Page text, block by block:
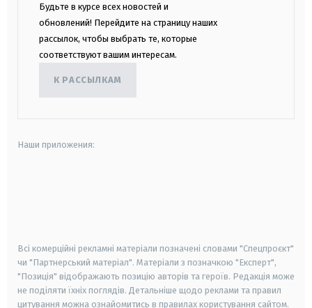
Будьте в курсе всех новостей и
обновлений! Перейдите на страницу наших
рассылок, чтобы выбрать те, которые
соответствуют вашим интересам.
К РАССЫЛКАМ
Наши приложения:
Всі комерційні рекламні матеріали позначені словами "Спецпроєкт"
чи "Партнерський матеріал". Матеріали з позначкою "Експерт",
"Позиція" відображають позицію авторів та героїв. Редакція може
не поділяти їхніх поглядів. Детальніше щодо реклами та правил
цитування можна ознайомитись в правилах користування сайтом.